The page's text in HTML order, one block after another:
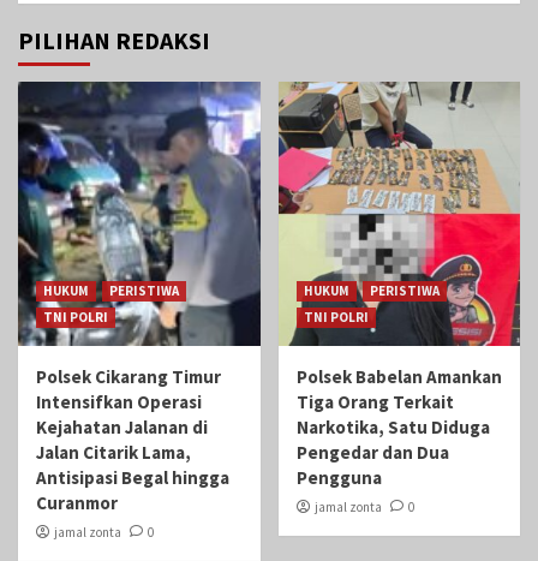
PILIHAN REDAKSI
HUKUM
PERISTIWA
TNI POLRI
Polsek Cikarang Timur
Intensifkan Operasi
Kejahatan Jalanan di
Jalan Citarik Lama,
Antisipasi Begal hingga
Curanmor
jamal zonta 0
HUKUM
PERISTIWA
TNI POLRI
Polsek Babelan Amankan
Tiga Orang Terkait
Narkotika, Satu Diduga
Pengedar dan Dua
Pengguna
jamal zonta 0